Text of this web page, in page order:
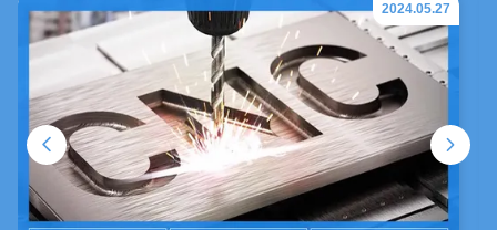
2024.05.27